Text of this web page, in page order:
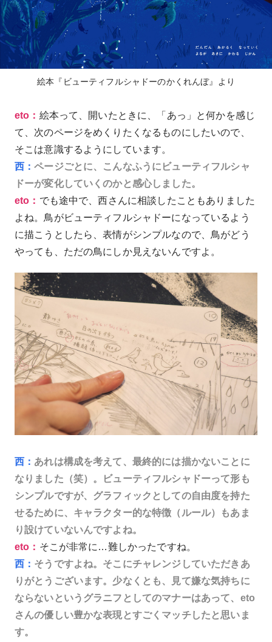
絵本『ビューティフルシャドーのかくれんぼ』より
eto： 絵本って、開いたときに、「あっ」と何かを感じ
て、次のページをめくりたくなるものにしたいので、
そこは意識するようにしています。
西：ページごとに、こんなふうにビューティフルシャ
ドーが変化していくのかと感心しました。
eto： でも途中で、西さんに相談したこともありました
よね。鳥がビューティフルシャドーになっているよう
に描こうとしたら、表情がシンプルなので、鳥がどう
やっても、ただの鳥にしか見えないんですよ。
西： あれは構成を考えて、最終的には描かないことに
なりました（笑）。ビューティフルシャドーって形も
シンプルですが、グラフィックとしての自由度を持た
せるために、キャラクター的な特徴（ルール）もあま
り設けていないんですよね。
eto： そこが非常に…難しかったですね。
西： そうですよね。そこにチャレンジしていただきあ
りがとうございます。少なくとも、見て嫌な気持ちに
ならないというグラニフとしてのマナーはあって、eto
さんの優しい豊かな表現とすごくマッチしたと思いま
す。